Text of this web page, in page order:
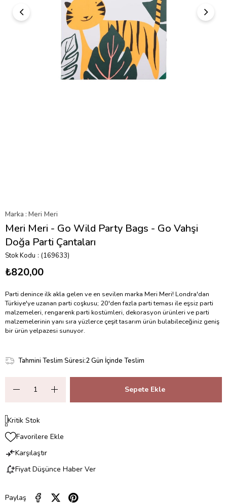
Marka : Meri Meri
Meri Meri - Go Wild Party Bags - Go Vahşi
Doğa Parti Çantaları
Stok Kodu (169633)
₺820,00
Parti denince ilk akla gelen ve en sevilen marka Meri Meri! Londra'dan
Türkiye'ye uzanan parti coşkusu; 20'den fazla parti teması ile eşsiz parti
malzemeleri, rengarenk parti kostümleri, dekorasyon ürünleri ve parti
malzemelerinin yanı sıra yüzlerce çeşit tasarım ürün bulabileceğiniz geniş
bir ürün yelpazesi sunuyor.
Tahmini Teslim Süresi:2 Gün İçinde Teslim
Kritik Stok
Favorilere Ekle
Karşılaştır
Fiyat Düşünce Haber Ver
Paylaş